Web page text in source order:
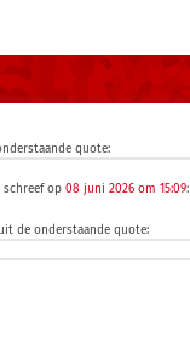
quote:
schreef op 08 juni 2026 om 15:09:
de onderstaande quote: